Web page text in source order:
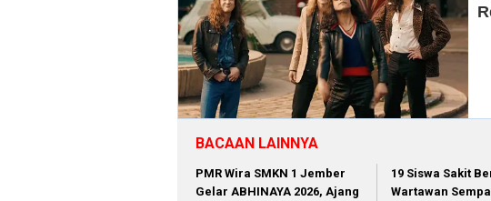
BACAAN LAINNYA
PMR Wira SMKN 1 Jember
Gelar ABHINAYA 2026, Ajang
19 Siswa Sakit
Wartawan